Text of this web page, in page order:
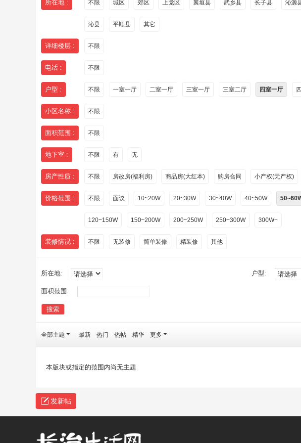
所在地 : 不限 城区 郊区 上党区 襄垣县 武乡县 长子县 沁源
沁县 平顺县 其它
详细楼层 : 不限
电话 : 不限
户型 : 不限 一室一厅 二室一厅 三室一厅 三室二厅 四室一厅
小区名称 : 不限
面积范围 : 不限
地下室 : 不限 有 无
房产性质 : 不限 房改房(福利房) 商品房(大红本) 购房合同 小产权(无产权)
价格范围 : 不限 面议 10~20W 20~30W 30~40W 40~50W
120~150W 150~200W 200~250W 250~300W 300W+
装修情况 : 不限 无装修 简单装修 精装修 其他
所在地: 户型:
面积范围:
搜索
全部主题 最新 热门 热帖 精华 更多
本版块或指定的范围内尚无主题
发新帖